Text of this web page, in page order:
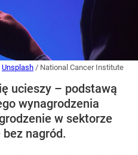
Unsplash / National Cancer Institute
ucieszy – podstawą
wynagrodzenia
w sektorze
nagród.